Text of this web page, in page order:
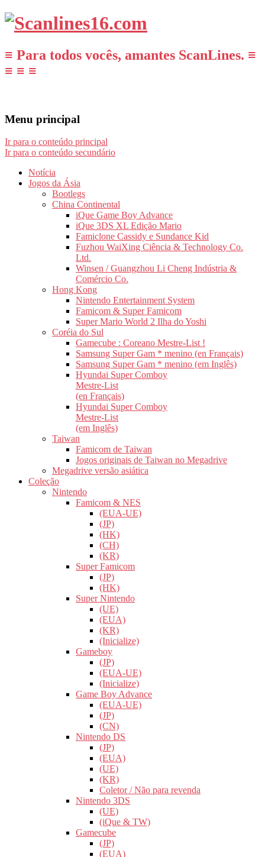
≡ Para todos vocês, amantes ScanLines. ≡
≡ ≡ ≡
Menu principal
Ir para o conteúdo principal
Ir para o conteúdo secundário
Notícia
Jogos da Ásia
Bootlegs
China Continental
iQue Game Boy Advance
iQue 3DS XL Edição Mario
Famiclone Cassidy e Sundance Kid
Fuzhou WaiXing Ciência & Technology Co.
Ltd.
Winsen / Guangzhou Li Cheng Indústria &
Comércio Co.
Hong Kong
Nintendo Entertainment System
Famicom & Super Famicom
Super Mario World 2 Ilha do Yoshi
Coréia do Sul
Gamecube : Coreano Mestre-List !
Samsung Super Gam * menino (en Français)
Samsung Super Gam * menino (em Inglês)
Hyundai Super Comboy
Mestre-List
(en Français)
Hyundai Super Comboy
Mestre-List
(em Inglês)
Taiwan
Famicom de Taiwan
Jogos originais de Taiwan no Megadrive
Megadrive versão asiática
Coleção
Nintendo
Famicom & NES
(EUA-UE)
(JP)
(HK)
(CH)
(KR)
Super Famicom
(JP)
(HK)
Super Nintendo
(UE)
(EUA)
(KR)
(Inicialize)
Gameboy
(JP)
(EUA-UE)
(Inicialize)
Game Boy Advance
(EUA-UE)
(JP)
(CN)
Nintendo DS
(JP)
(EUA)
(UE)
(KR)
Coletor / Não para revenda
Nintendo 3DS
(UE)
(iQue & TW)
Gamecube
(JP)
(EUA)